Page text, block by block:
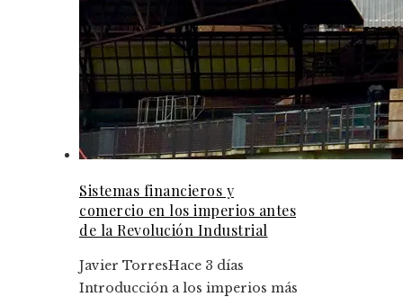
Sistemas financieros y
comercio en los imperios antes
de la Revolución Industrial
Javier TorresHace 3 días
Introducción a los imperios más